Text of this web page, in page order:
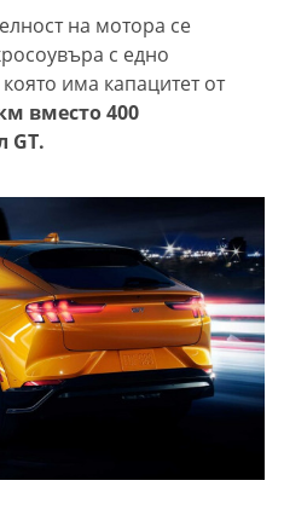
на мотора се
с едно
има капацитет от
вместо 400
GT.